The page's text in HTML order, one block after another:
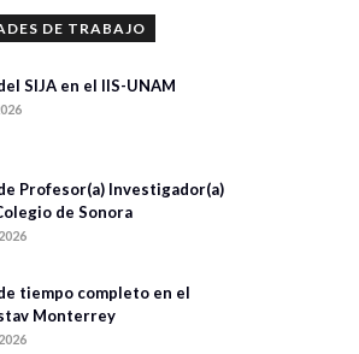
DE TRABAJO
SIJA en el IIS-UNAM
Profesor(a) Investigador(a)
de Sonora
tiempo completo en el
Monterrey